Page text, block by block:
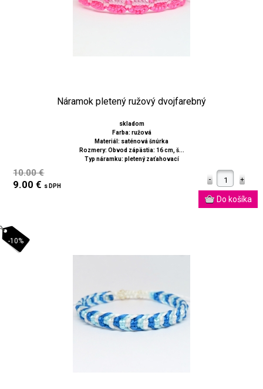
Náramok pletený ružový dvojfarebný
skladom
Farba: ružová
Materiál: saténová šnúrka
Rozmery: Obvod zápästia: 16 cm, š...
Typ náramku: pletený zaťahovací
10.00 €
9.00 € s DPH
-10%